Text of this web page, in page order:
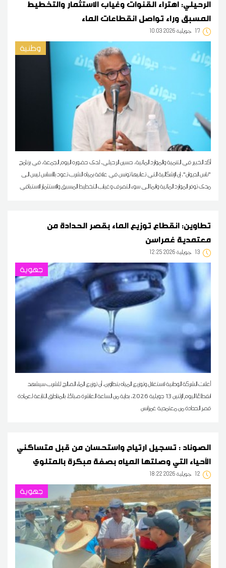
الرحيلي: اهتراء القنوات وغياب الاستثمار والتخطيط
المسبق وراء تواصل انقطاعات الماء
17 10:03 2026 جويلية
وطنية
أكد الخبير في التنمية والموارد المائية، حسين الرحيلي، لدى حضوره اليوم الجمعة، في برنامج
"ناس الديوان"، إن الإشكالية التي تعانيها تونس في علاقة بمياه الشرب تعود بالأساس ليس الى
مدى توفر الموارد المائية وانما الى سوء التصرف وغياب التخطيط المسبق والاستثمار الاستباقي
تطاوين: انقطاع توزيع الماء بقصر الحدادة من
معتمدية غمراسن
13 12:25 2026 جويلية
جهوية
أعلنت الشركة الوطنية لاستغلال وتوزيع المياه بتطاوين، أن توزيع الماء الصالح للشرب سيشهد
انقطاعًا اليوم الإثنين 13 جويلية 2026، بداية من الساعة العاشرة صباحًا، بالمناطق التابعة لعمادة
قصر الحدادة من معتمدية غمراسن
الصوناد : تسجيل ارتياح واستحسان من قبل متساكني
الأحياء التي وصلتها المياه بصفة مبكرة بالمتلوي
12 18:22 2026 جويلية
جهوية